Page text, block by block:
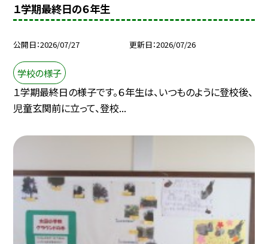
１学期最終日の６年生
公開日 2026/07/27 更新日 2026/07/26
学校の様子
１学期最終日の様子です。６年生は、いつものように登校後、
児童玄関前に立って、登校...